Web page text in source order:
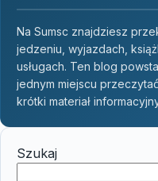
Na Sumsc znajdziesz
jedzeniu, wyjazdach,
usługach. Ten blog
jednym miejscu
krótki materiał
Szukaj